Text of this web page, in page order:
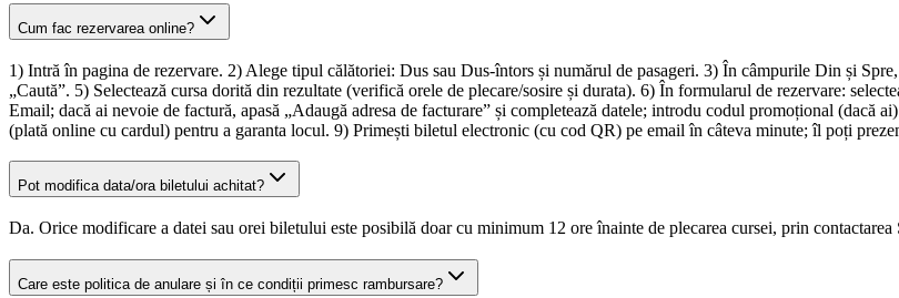
Cum fac rezervarea online?
1) Intră în pagina de rezervare. 2) Alege tipul călătoriei: Dus sau Dus-întors și numărul de pasageri. 3) În câmpurile Din și
„Caută”. 5) Selectează cursa dorită din rezultate (verifică orele de plecare/sosire și durata). 6) În formularul de rezervare:
Email; dacă ai nevoie de factură, apasă „Adaugă adresa de facturare” și completează datele; introdu codul promoțional (dacă
(plată online cu cardul) pentru a garanta locul. 9) Primești biletul electronic (cu cod QR) pe email în câteva minute; îl poți
Pot modifica data/ora biletului achitat?
Da. Orice modificare a datei sau orei biletului este posibilă doar cu minimum 12 ore înainte de plecarea cursei, prin
Care este politica de anulare și în ce condiții primesc rambursare?